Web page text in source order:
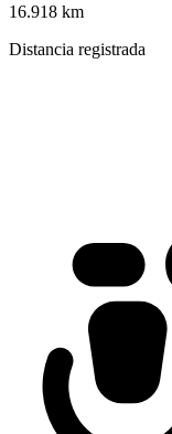
16.918 km
Distancia registrada